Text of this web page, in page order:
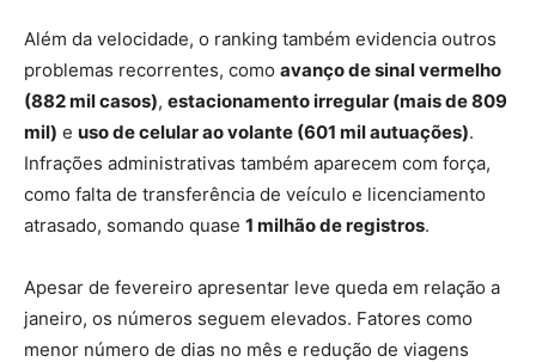
Além da velocidade, o ranking também evidencia outros
problemas recorrentes, como avanço de sinal vermelho
(882 mil casos), estacionamento irregular (mais de 809
mil) e uso de celular ao volante (601 mil autuações).
Infrações administrativas também aparecem com força,
como falta de transferência de veículo e licenciamento
atrasado, somando quase 1 milhão de registros.
Apesar de fevereiro apresentar leve queda em relação a
janeiro, os números seguem elevados. Fatores como
menor número de dias no mês e redução de viagens